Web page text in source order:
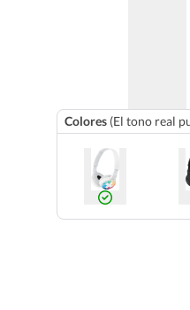
Colores (El tono real